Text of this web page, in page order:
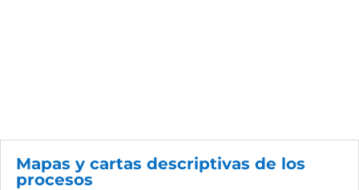
Mapas y cartas descriptivas de los
procesos